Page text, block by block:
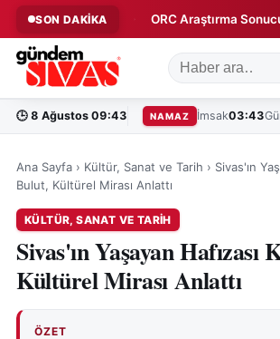
SON DAKİKA
Takıldılar! ◆ ORC Araştırma Sonucu
🕒 8 Ağustos 09:43 NAMAZ İmsak03:43
Ana Sayfa › Kültür, Sanat ve Tarih › Sivas'ın
Bulut, Kültürel Mirası Anlattı
KÜLTÜR, SANAT VE TARIH
Sivas'ın Yaşayan Hafızası
Kültürel Mirası Anlattı
ÖZET